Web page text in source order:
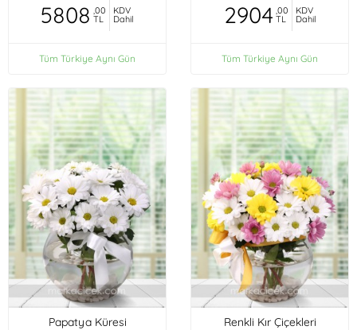
5808 ,00
TL
KDV
Dahil
Tüm Türkiye Aynı Gün
2904 ,00
TL
KDV
Dahil
Tüm Türkiye Aynı Gün
Papatya Küresi Renkli Kır Çiçekleri